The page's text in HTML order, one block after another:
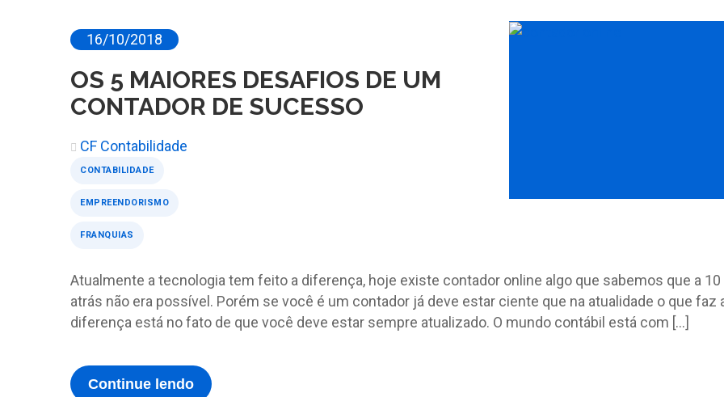
16/10/2018
OS 5 MAIORES DESAFIOS DE UM
CONTADOR DE SUCESSO
CF Contabilidade
CONTABILIDADE
EMPREENDORISMO
FRANQUIAS
Atualmente a tecnologia tem feito a diferença, hoje existe contador online algo que sabemos que a 10
atrás não era possível. Porém se você é um contador já deve estar ciente que na atualidade o que faz
diferença está no fato de que você deve estar sempre atualizado. O mundo contábil está com […]
Continue lendo